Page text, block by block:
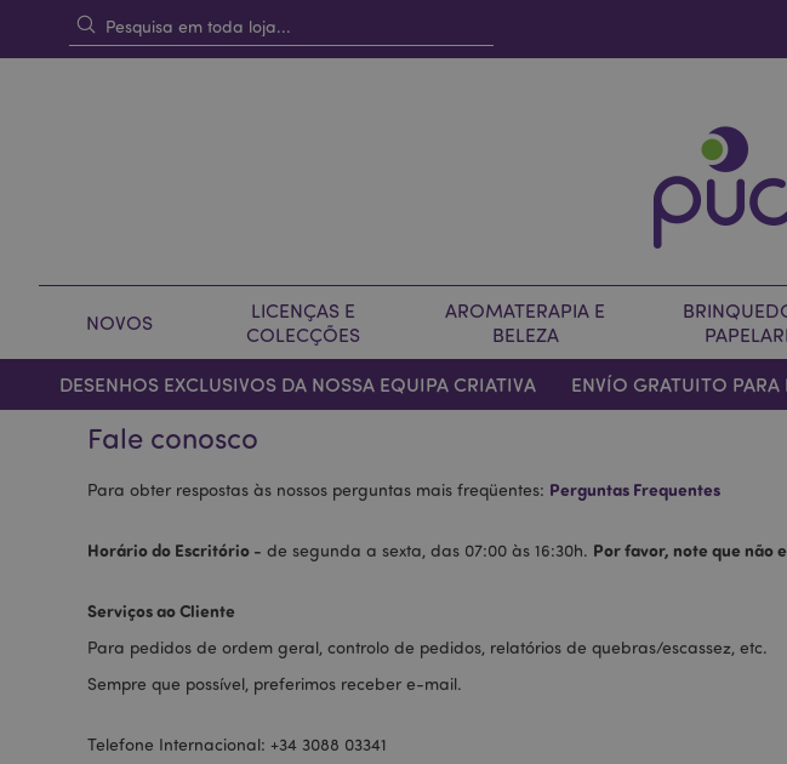
NOVOS
LICENÇAS E
COLECÇÕES
AROMATERAPIA E
BELEZA
DESENHOS EXCLUSIVOS DA NOSSA EQUIPA CRIATIVA ENVÍO GRATUITO
Fale conosco
Para obter respostas às nossos perguntas mais freqüentes: Perguntas Frequentes
Horário do Escritório - de segunda a sexta, das 07:00 às 16:30h. Por favor, note que não
Serviços ao Cliente
Para pedidos de ordem geral, controlo de pedidos, relatórios de quebras/escassez, etc.
Sempre que possível, preferimos receber e-mail.
Telefone Internacional: +34 3088 03341